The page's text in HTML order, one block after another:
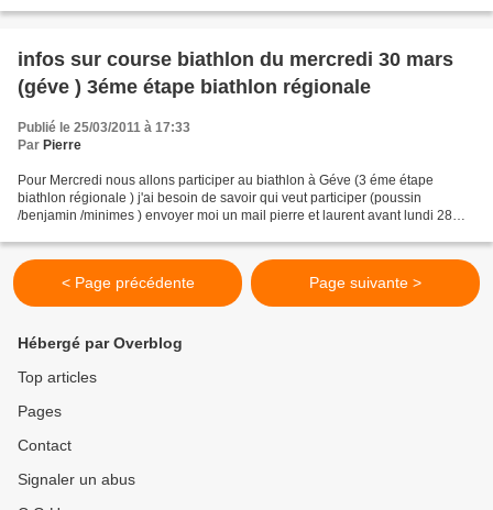
mecredi...
infos sur course biathlon du mercredi 30 mars
(géve ) 3éme étape biathlon régionale
Publié le 25/03/2011 à 17:33
Par Pierre
Pour Mercredi nous allons participer au biathlon à Géve (3 éme étape
biathlon régionale ) j'ai besoin de savoir qui veut participer (poussin
/benjamin /minimes ) envoyer moi un mail pierre et laurent avant lundi 28
< Page précédente Page suivante >
Hébergé par Overblog
Top articles
Pages
Contact
Signaler un abus